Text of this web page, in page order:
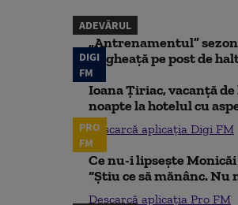
ADEVĂRUL
„Antrenamentul”
de gheață pe post de
DIGI
FM
Ioana Țiriac, vacanță
noapte la hotelul cu
Descarcă aplicația Digi FM
PRO
FM
Ce nu-i lipsește
“Știu ce să mănânc. Nu
Descarcă aplicația Pro FM